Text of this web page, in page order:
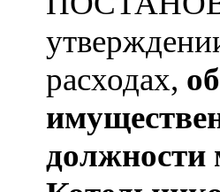
расходах,
должности